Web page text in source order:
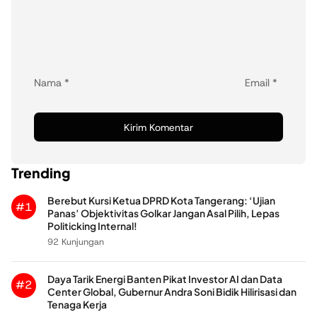
Nama * Email *
Trending
#1
Berebut Kursi Ketua DPRD Kota Tangerang: ‘Ujian
Panas’ Objektivitas Golkar Jangan Asal Pilih, Lepas
Politicking Internal!
92 Kunjungan
#2
Daya Tarik Energi Banten Pikat Investor AI dan Data
Center Global, Gubernur Andra Soni Bidik Hilirisasi dan
Tenaga Kerja